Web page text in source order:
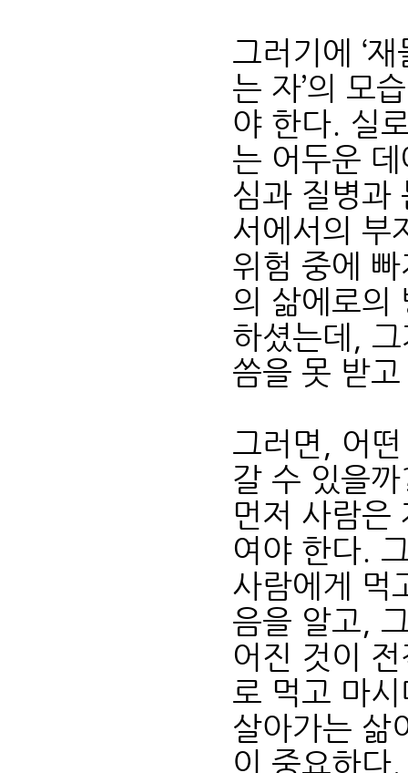
그러기에 ‘
는 자’의 모
야 한다. 실
는 어두운
심과 질병과
서에서의 부
위험 중에
의 삶에로의
하셨는데,
씀을 못 받
그러면, 어
갈 수 있을
먼저 사람은
여야 한다.
사람에게 먹
음을 알고,
어진 것이
로 먹고 마
살아가는 삶
이 중요하다